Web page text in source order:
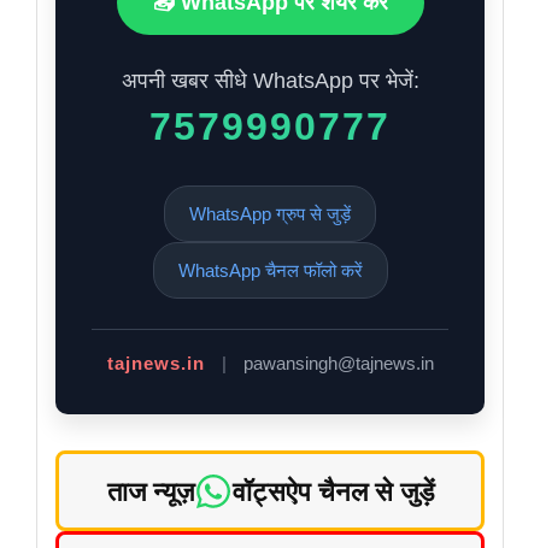
अपनी खबर सीधे WhatsApp पर भेजें:
7579990777
WhatsApp ग्रुप से जुड़ें
WhatsApp चैनल फॉलो करें
tajnews.in | pawansingh@tajnews.in
ताज न्यूज़ वॉट्सऐप चैनल से जुड़ें